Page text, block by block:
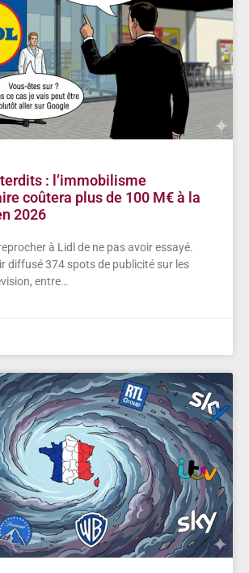
: l’immobilisme
coûtera plus de 100 M€ à la
2026
à Lidl de ne pas avoir essayé.
diffusé 374 spots de publicité sur les
entre…